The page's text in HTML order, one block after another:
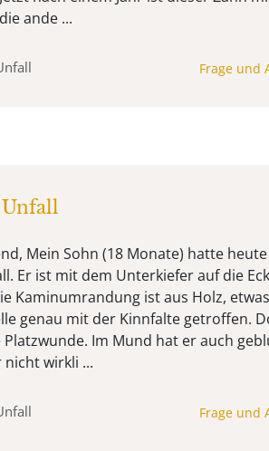
ande ...
Frage und
Mein Sohn (18 Monate) hatte
Er ist mit dem Unterkiefer auf die
Kaminumrandung ist aus Holz,
genau mit der Kinnfalte getroffen.
Platzwunde. Im Mund hat er auch
nicht wirkli ...
Frage und